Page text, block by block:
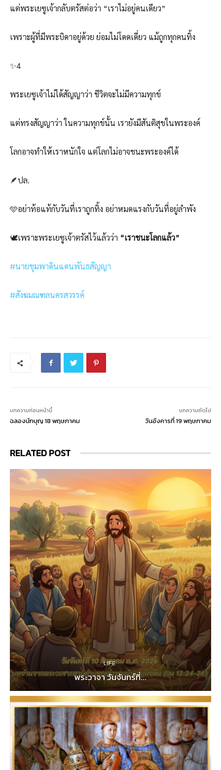
แต่พระเยซูเจ้ากลับตรัสต่อว่า “เราไม่อยู่คนเดียว”
เพราะผู้ที่มีพระบิดาอยู่ด้วย ย่อมไม่โดดเดี่ยว แม้ถูกทุกคนทิ้ง
✨4
พระเยซูเจ้าไม่ได้สัญญาว่า ชีวิตจะไม่มีความทุกข์
แต่ทรงสัญญาว่า ในความทุกข์นั้น เรายังมีสันติสุขในพระองค์
โลกอาจทำให้เราหนักใจ แต่โลกไม่อาจชนะพระองค์ได้
🪶ปล.
🩵อย่าท้อแท้กับวันที่เราถูกทิ้ง อย่าหมดแรงกับวันที่อยู่ลำพัง
🕊️เพราะพระเยซูเจ้าตรัสไว้แล้วว่า “เราชนะโลกแล้ว”
#นายชุมพาดินแดนพันธสัญญา
#สังฆมณฑลนครสวรรค์
บทความก่อนหน้านี้
ฉลองนักบุญ 18 พฤษภาคม
บทความถัดไป
วันอังคารที่ 19 พฤษภาคม
RELATED POST
LIFE
พระวาจา วันจันทร์ที่...